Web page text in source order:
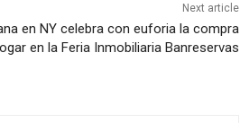
Next article
en NY celebra con euforia la compra
en la Feria Inmobiliaria Banreservas